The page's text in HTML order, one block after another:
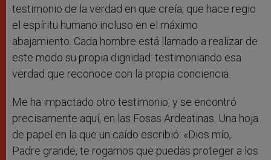
testimonio de la verdad en que creía, que hace regio
el espíritu humano incluso en el máximo
abajamiento. Cada hombre está llamado a realizar de
este modo su propia dignidad: testimoniando esa
verdad que reconoce con la propia conciencia.
Me ha impactado otro testimonio, y se encontró
precisamente aquí, en las Fosas Ardeatinas. Una hoja
de papel en la que un caído escribió: «Dios mío,
Padre grande, te rogamos que puedas proteger a los